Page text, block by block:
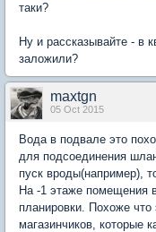
таки?
Ну и рассказывайте - в
заложили?
maxtgn
05 Oct 2015
Вода в подвале это
для подсоединения
пуск вроды(например),
На -1 этаже помещения
планировки. Похоже
магазинчиков, которые